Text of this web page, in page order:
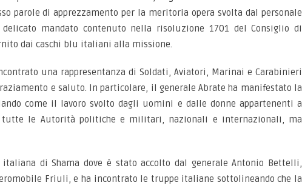
parole di apprezzamento per la meritoria opera svolta dal personale
mandato contenuto nella risoluzione 1701 del Consiglio di
dai caschi blu italiani alla missione.
una rappresentanza di Soldati, Aviatori, Marinai e Carabinieri
e saluto. In particolare, il generale Abrate ha manifestato la
come il lavoro svolto dagli uomini e dalle donne appartenenti a
le Autorità politiche e militari, nazionali e internazionali, ma
di Shama dove è stato accolto dal generale Antonio Bettelli,
Friuli, e ha incontrato le truppe italiane sottolineando che la